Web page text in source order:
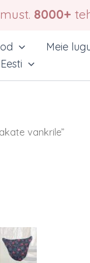
8000+
Meie
Eesti
vankrile”